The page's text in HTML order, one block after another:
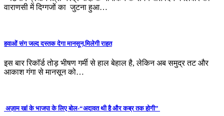
वाराणसी में दिग्गजों का जुटना हुआ…
हवाओं संग जल्द दस्तक देगा मानसून,मिलेगी राहत
इस बार रिकाॅर्ड तोड़ भीषण गर्मी से हाल बेहाल है, लेकिन अब समुद्र तट और
आकाश गंगा से मानसून को…
अज़ाम खां के भाजपा के लिए बोल-“अदावत थी है और कब्र तक होगी”